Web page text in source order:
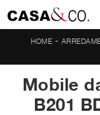
HOME -
Mobile
B201